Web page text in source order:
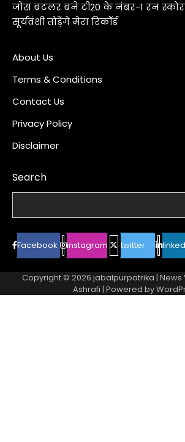
जोस बटलर बने टी20 के नंबर-1 रन
सूर्यवंशी तोड़ेंगे मेरा रिकॉर्ड
About Us
Terms & Conditions
Contact Us
Privacy Policy
Disclaimer
Search
Facebook instagram twitter
Copyright © 2026 jabalpurpatrika | News
Ashrafi | Powered by